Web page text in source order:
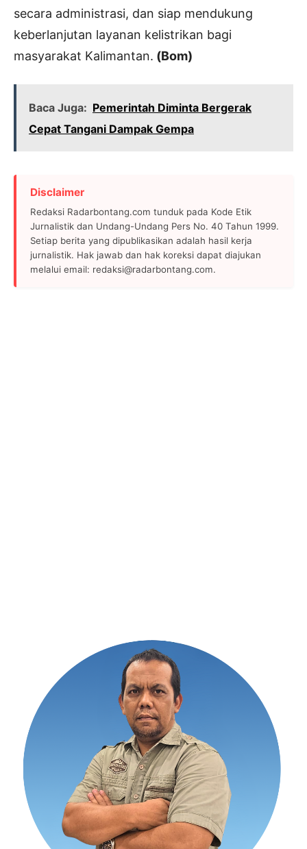
secara administrasi, dan siap mendukung
keberlanjutan layanan kelistrikan bagi
masyarakat Kalimantan. (Bom)
Baca Juga: Pemerintah Diminta Bergerak
Cepat Tangani Dampak Gempa
Disclaimer
Redaksi Radarbontang.com tunduk pada Kode Etik
Jurnalistik dan Undang-Undang Pers No. 40 Tahun 1999.
Setiap berita yang dipublikasikan adalah hasil kerja
jurnalistik. Hak jawab dan hak koreksi dapat diajukan
melalui email: redaksi@radarbontang.com.